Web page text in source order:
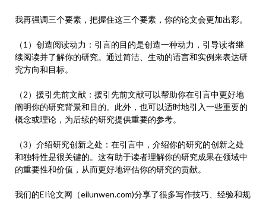
我再强调三个要素，把握住这三个要素，你的论文会更加出彩。
（1）创造阅读动力：引言的目的是创造一种动力，引导读者继
续阅读并了解你的研究。通过简洁、生动的语言和实例来表达研
究方向和目标。
（2）援引先前文献：援引先前文献可以帮助你在引言中更好地
阐明你的研究背景和目的。此外，也可以适时地引入一些重要的
概念或理论，为后续的研究提供重要的参考。
（3）介绍研究创新之处：在引言中，介绍你的研究的创新之处
和独特性是很关键的。这有助于读者理解你的研究成果在领域中
的重要性和价值，从而更好地评估你的研究的贡献。
我们的EI论文网（eilunwen.com)分享了很多写作技巧、经验和规